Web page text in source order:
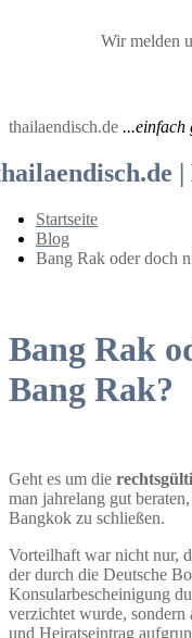
Wir melden
thailaendisch.de ...einfach
|
Startseite
Blog
Bang Rak oder doch
Bang Rak
Bang Rak?
Geht es um die
man jahrelang gut
Bangkok zu schließen.
Vorteilhaft war nicht nur,
der durch die Deutsche
Konsularbescheinigung
verzichtet wurde, sondern
und Heiratseintrag